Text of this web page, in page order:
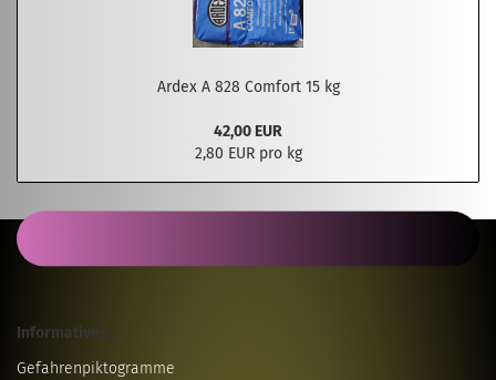
Ardex A 828 Comfort 15 kg
42,00 EUR
2,80 EUR pro kg
Informatives...
Gefahrenpiktogramme